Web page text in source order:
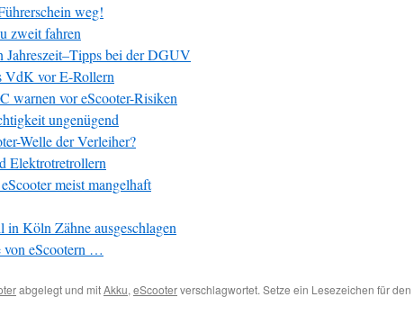
weg!
zweit fahren
Jahreszeit–Tipps bei der DGUV
VdK vor E-Rollern
warnen vor eScooter-Risiken
ungenügend
Welle der Verleiher?
Elektrotretrollern
meist mangelhaft
Köln Zähne ausgeschlagen
von eScootern …
abgelegt und mitAkku, eScooterverschlagwortet. Setze ein Lesezeichen für den